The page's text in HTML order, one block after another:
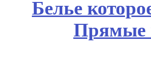
Белье
Прямые